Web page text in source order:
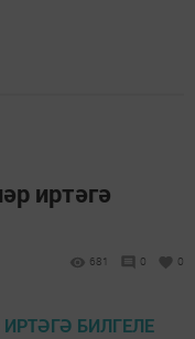
иртәгә
681 0 0